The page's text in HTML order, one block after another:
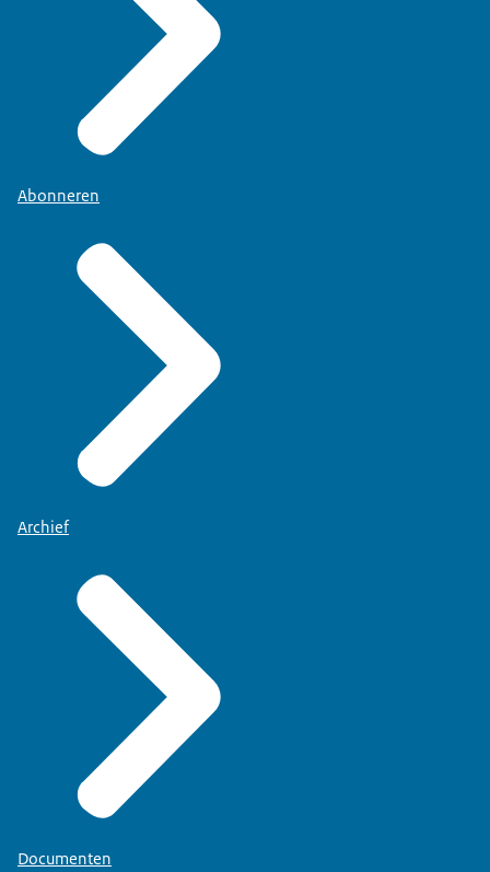
Abonneren
Archief
Documenten